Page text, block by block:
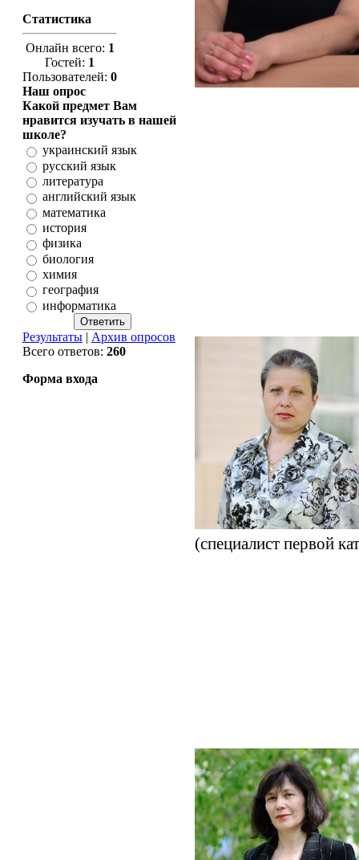
Статистика
Онлайн всего: 1
Гостей: 1
Пользователей: 0
Наш опрос
Какой предмет Вам
нравится изучать в нашей
школе?
украинский язык
русский язык
литература
английский язык
математика
история
физика
биология
химия
география
информатика
Результаты | Архив опросов
Всего ответов: 260
Форма входа
(специалист первой